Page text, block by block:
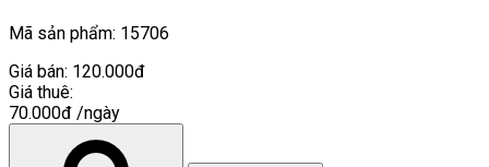
Mã sản phẩm: 15706
Giá bán: 120.000đ
Giá thuê:
70.000đ /ngày